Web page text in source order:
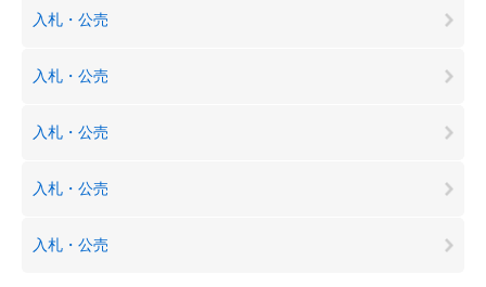
入札・公売
入札・公売
入札・公売
入札・公売
入札・公売